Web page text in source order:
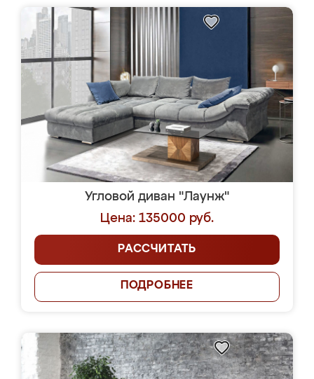
Угловой диван "Лаунж"
Цена: 135000 руб.
РАССЧИТАТЬ
ПОДРОБНЕЕ